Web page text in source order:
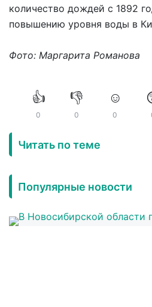
количество дождей с 1892
повышению уровня воды в
Фото: Маргарита Романова
👍
0
👎
0
☺️
0
Читать по теме
Популярные новости